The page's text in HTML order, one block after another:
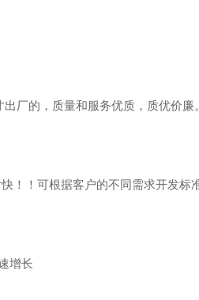
厂的，质量和服务优质，质优价廉。
！！可根据客户的不同需求开发标
增长